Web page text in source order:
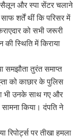
सैलून और स्पा सेंटर चलाने
शर्तें थीं कि परिसर में
को सभी जरूरी
स्थिति में किराया
समझौता तुरंत समाप्त
को काछार के पुलिस
भी उनके साथ गए और
किया। दंपति ने
रिपोर्ट्स पर तीखा हमला